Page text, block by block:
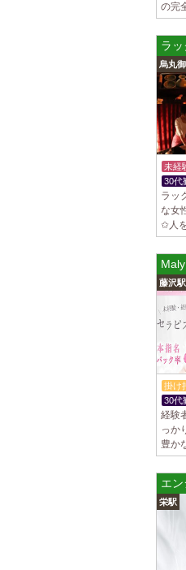
の完
ラ
烏丸
未経
30代
ラッ
な女
✩人
藤沢駅
掛け
30代
経験
っか
豊か
エン
栄駅